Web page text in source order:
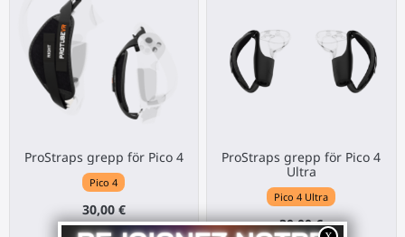
ProStraps grepp för Pico 4
Pico 4
30,00 €
ProStraps grepp för Pico 4
Ultra
Pico 4 Ultra
30,00 €